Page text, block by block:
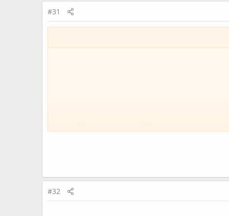
#31
کا ہوتا بھی نہیں بلکہ انسان کے اندر نفوذ کر جاتا ہے۔ کہاں کیا شے نفوذ کر گئی اور کس
#32